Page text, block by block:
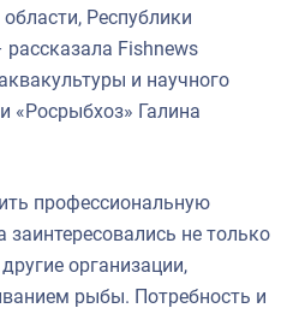
Республики
Fishnews
и научного
«Росрыбхоз» Галина
профессиональную
не только
организации,
рыбы. Потребность и